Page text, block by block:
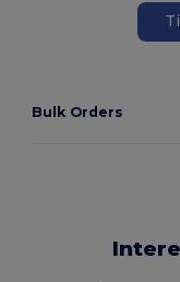
Bulk Orders